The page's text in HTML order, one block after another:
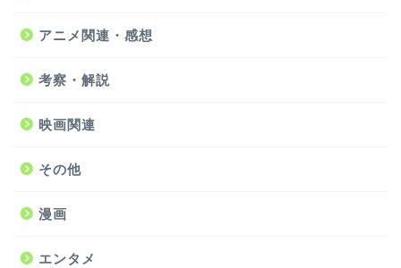
アニメ関連・感想
考察・解説
映画関連
その他
漫画
エンタメ